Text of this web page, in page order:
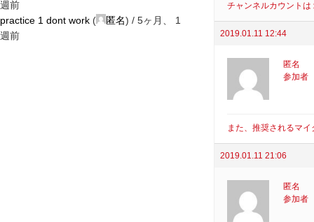
チャンネルカウント
2019.01.11 12:44
匿名
参加者
また、推奨されるマ
2019.01.11 21:06
匿名
参加者
週前
practice 1 dont work ( 匿名) / 5ヶ月、 1
週前